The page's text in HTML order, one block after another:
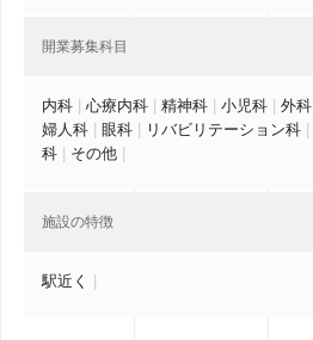
開業募集科目
内科 心療内科 精神科 小児科 外科
婦人科
眼科 リバビリテーション科
科
その他
施設の特徴
駅近く